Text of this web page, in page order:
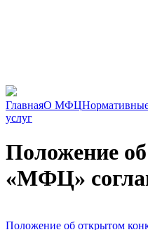
ГлавнаяО МФЦ
услуг
Положение
«МФЦ»
Положение об открытом